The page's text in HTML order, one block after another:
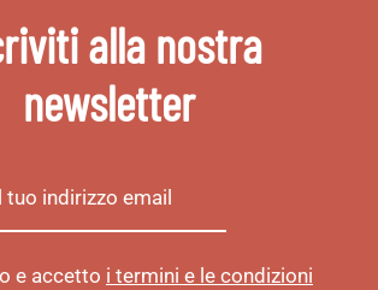
alla nostra
newsletter
e accetto i termini e le condizioni